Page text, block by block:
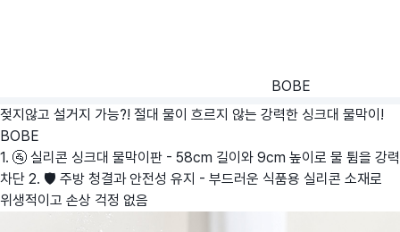
BOBE
젖지않고 설거지 가능?! 절대 물이 흐르지 않는 강력한 싱크대 물막이!
BOBE
1. 🚰 실리콘 싱크대 물막이판 - 58cm 길이와 9cm 높이로 물 튐을 강력
차단 2. 🛡️ 주방 청결과 안전성 유지 - 부드러운 식품용 실리콘 소재로
위생적이고 손상 걱정 없음